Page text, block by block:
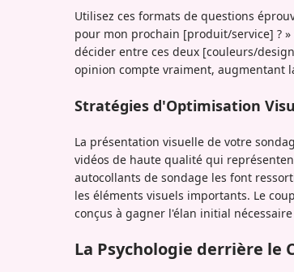
Utilisez ces formats de questions
pour mon prochain [produit/service] ? »
décider entre ces deux [couleurs/
opinion compte vraiment, augmentant
Stratégies d'Optimisation
La présentation visuelle de votre
vidéos de haute qualité qui
autocollants de sondage les font
les éléments visuels importants. Le
conçus à gagner l'élan initial
La Psychologie derrière le